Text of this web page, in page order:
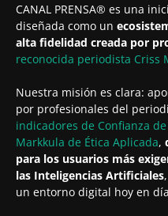
CANAL PRENSA® es una
diseñada como un
alta fidelidad creada por
reconocida periodista Criss
Nuestra misión es clara:
por profesionales del
indicadores de Confianza de
Markkula de Ética Aplicada,
para los usuarios más
las Inteligencias Artificiales
un entorno digital hoy en